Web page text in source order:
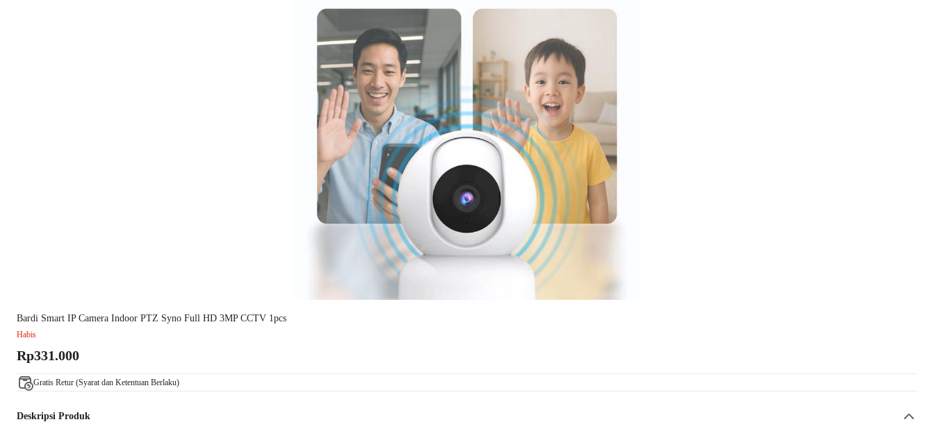
Bardi Smart IP Camera Indoor PTZ Syno Full HD 3MP CCTV 1pcs
Habis
Rp331.000
Gratis Retur (Syarat dan Ketentuan Berlaku)
Deskripsi Produk